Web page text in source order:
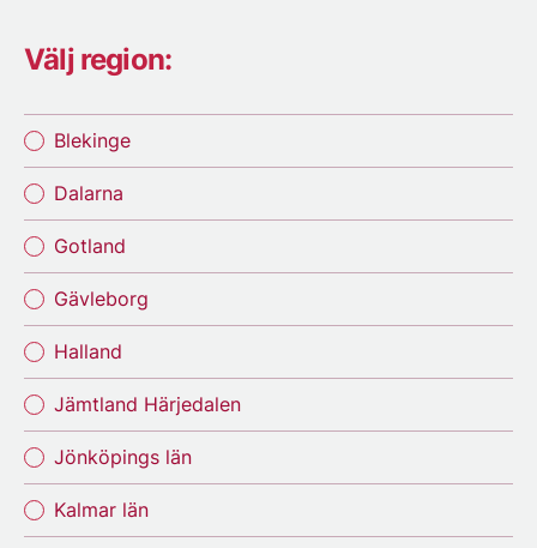
Välj region:
Blekinge
Dalarna
Gotland
Gävleborg
Halland
Jämtland Härjedalen
Jönköpings län
Kalmar län